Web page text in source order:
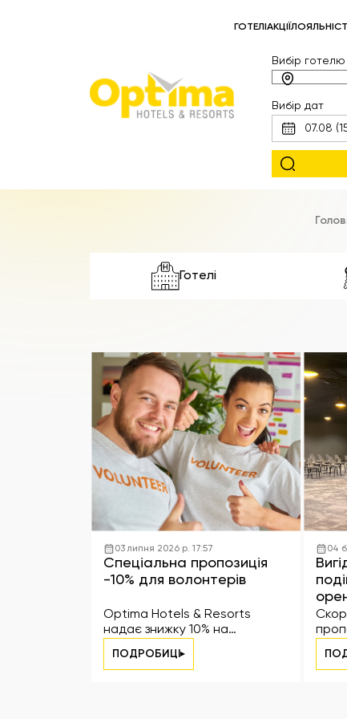
ГОТЕЛІАКЦІЇ
Вибір готелю
Вибір дат
Готелі
03 липня 2026 р. 17:57
Спеціальна пропозиція
-10% для волонтерів
Optima Hotels & Resorts
надає знижку 10% на
ПОДРОБИЦІ
04
та